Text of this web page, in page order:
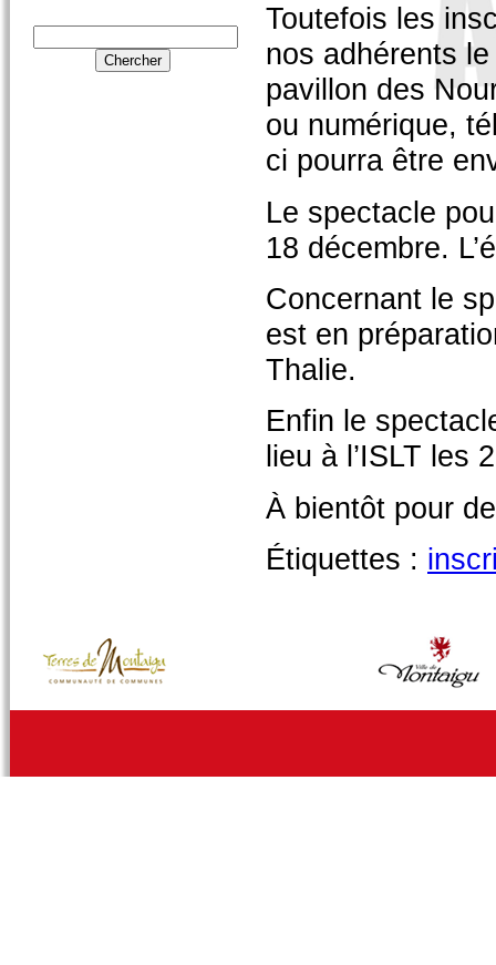
Toutefois les
nos adhérents
pavillon des
ou numérique,
ci pourra être
Le spectacle
18 décembre.
Concernant le
est en
Thalie.
Enfin le
lieu à l’ISLT les
À bientôt pour
Étiquettes :